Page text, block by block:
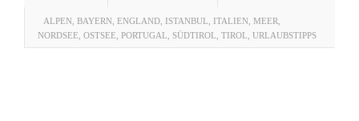
ALPEN BAYERN ENGLAND ISTANBUL ITALIEN MEER
NORDSEE OSTSEE PORTUGAL SÜDTIROL TIROL URLAUBSTIPPS